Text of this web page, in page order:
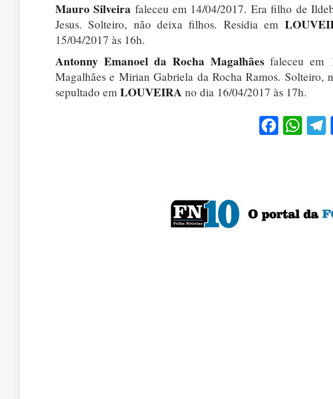
Mauro Silveira faleceu em 14/04/2017. Era filho de
Jesus. Solteiro, não deixa filhos. Residia em
15/04/2017 às 16h.
Antonny Emanoel da Rocha Magalhães faleceu em
Magalhães e Mirian Gabriela da Rocha Ramos.
sepultado em LOUVEIRA no dia 16/04/2017 às 17h.